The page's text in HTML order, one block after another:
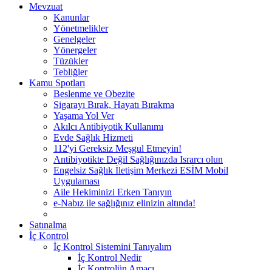
Mevzuat
Kanunlar
Yönetmelikler
Genelgeler
Yönergeler
Tüzükler
Tebliğler
Kamu Spotları
Beslenme ve Obezite
Sigarayı Bırak, Hayatı Bırakma
Yaşama Yol Ver
Akılcı Antibiyotik Kullanımı
Evde Sağlık Hizmeti
112'yi Gereksiz Meşgul Etmeyin!
Antibiyotikte Değil Sağlığınızda Israrcı olun
Engelsiz Sağlık İletişim Merkezi ESİM Mobil
Uygulaması
Aile Hekiminizi Erken Tanıyın
e-Nabız ile sağlığınız elinizin altında!
Satınalma
İç Kontrol
İç Kontrol Sistemini Tanıyalım
İç Kontrol Nedir